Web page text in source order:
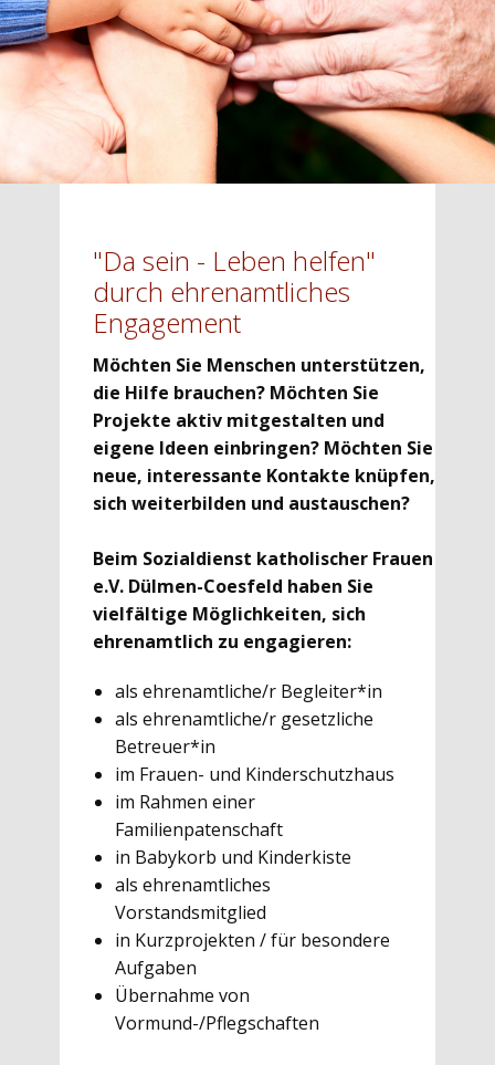
"Da sein - Leben helfen"
durch ehrenamtliches
Engagement
Möchten Sie Menschen unterstützen,
die Hilfe brauchen? Möchten Sie
Projekte aktiv mitgestalten und
eigene Ideen einbringen? Möchten Sie
neue, interessante Kontakte knüpfen,
sich weiterbilden und austauschen?
Beim ​Sozialdienst katholischer Frauen
e.V. Dülmen-Coesfeld haben Sie
vielfältige Möglichkeiten, sich
ehrenamtlich zu engagieren:
als ehrenamtliche/r Begleiter*in
als ehrenamtliche/r gesetzliche
Betreuer*in
im Frauen- und Kinderschutzhaus
im Rahmen einer
Familienpatenschaft
in Babykorb und Kinderkiste
als ehrenamtliches
Vorstandsmitglied
in Kurzprojekten / für besondere
Aufgaben
Übernahme von
Vormund-/Pflegschaften